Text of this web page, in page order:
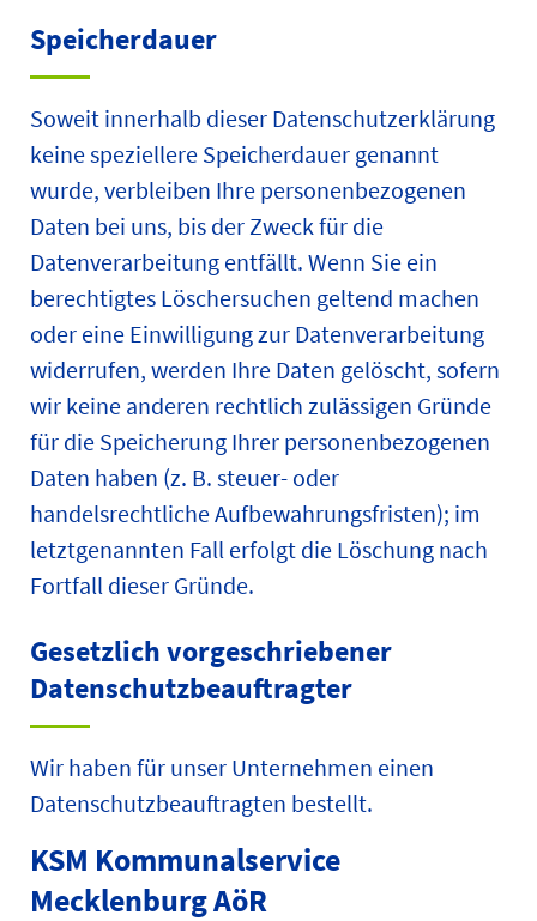
Speicherdauer
Soweit innerhalb dieser Datenschutzerklärung
keine speziellere Speicherdauer genannt
wurde, verbleiben Ihre personenbezogenen
Daten bei uns, bis der Zweck für die
Datenverarbeitung entfällt. Wenn Sie ein
berechtigtes Löschersuchen geltend machen
oder eine Einwilligung zur Datenverarbeitung
widerrufen, werden Ihre Daten gelöscht, sofern
wir keine anderen rechtlich zulässigen Gründe
für die Speicherung Ihrer personenbezogenen
Daten haben (z. B. steuer- oder
handelsrechtliche Aufbewahrungsfristen); im
letztgenannten Fall erfolgt die Löschung nach
Fortfall dieser Gründe.
Gesetzlich vorgeschriebener
Datenschutz­beauftragter
Wir haben für unser Unternehmen einen
Datenschutzbeauftragten bestellt.
KSM Kommunalservice
Mecklenburg AöR